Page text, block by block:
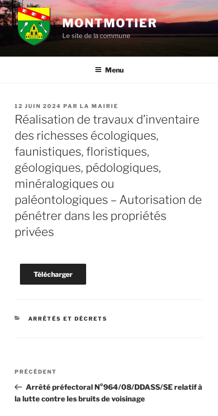
Aller
au
contenu
principal
MONTMOTIER
Le site de la commune
Menu
PUBLIÉ
LE
12 JUIN 2024 PAR LA MAIRIE
Réalisation de travaux d’inventaire
des richesses écologiques,
faunistiques, floristiques,
géologiques, pédologiques,
minéralogiques ou
paléontologiques – Autorisation de
pénétrer dans les propriétés
privées
Télécharger
CATÉGORIES
ARRÊTÉS ET DÉCRETS
Navigation
l’article
Article
précédent
PRÉCÉDENT
Arrêté préfectoral N°964/08/DDASS/SE relatif à
la lutte contre les bruits de voisinage